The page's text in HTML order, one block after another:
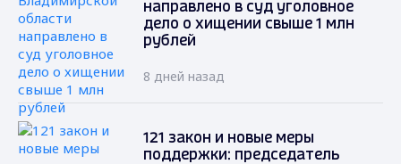
направлено в суд уголовное
дело о хищении свыше 1 млн
рублей
8 дней назад
121 закон и новые меры
поддержки: председатель